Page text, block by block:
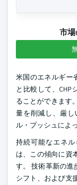
市
米国のエネルギー
と比較して、CHP
ることができます
量を削減し、厳
ル・プッシュによ
持続可能なエネル
は、この傾向に資
す。 技術革新の進
シフト、および支